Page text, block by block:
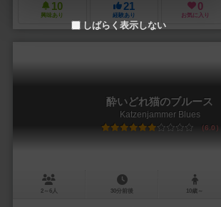
10
興味あり
21
経験あり
0
お気に入り
酔いどれ猫のブルース
Katzenjammer Blues
6.0
2～6人 30分前後 10歳～
しばらく表示しない